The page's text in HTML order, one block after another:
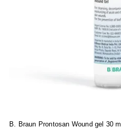
B. Braun Prontosan Wound gel 30 ml